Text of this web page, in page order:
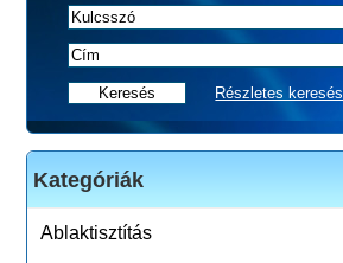
Részletes keresés
Kategóriák
Ablaktisztítás